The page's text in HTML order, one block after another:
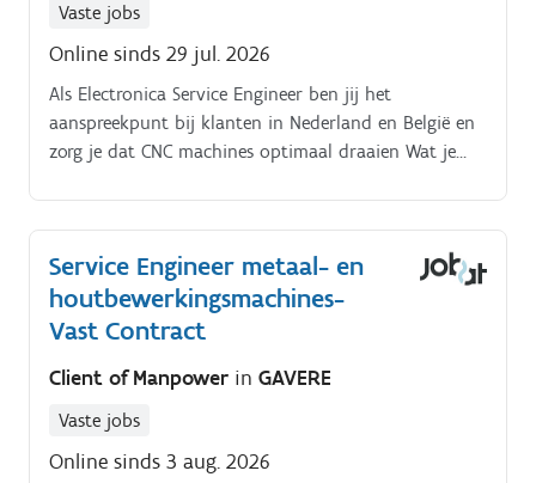
Vaste jobs
Online sinds 29 jul. 2026
Als Electronica Service Engineer ben jij het
aanspreekpunt bij klanten in Nederland en België en
zorg je dat CNC machines optimaal draaien Wat je
vervangt defecte modules en voert
firmware/software updates uit op Mazak besturingen
en Mitsubishi drives.
Service Engineer metaal- en
houtbewerkingsmachines-
Vast Contract
Client of Manpower in GAVERE
Vaste jobs
Online sinds 3 aug. 2026